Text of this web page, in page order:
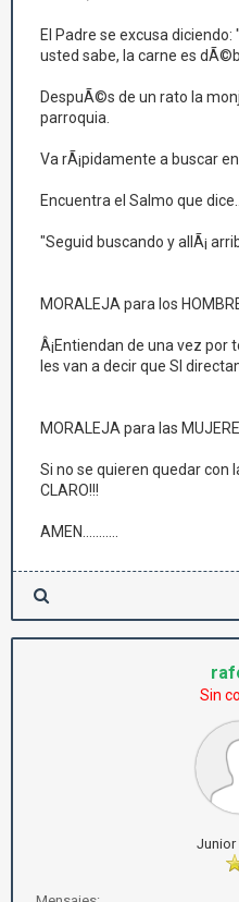
El Padre se excusa
usted sabe, la carne es
DespuÃ©s de un rato la
parroquia.
Va rÃ¡pidamente a buscar
Encuentra el Salmo que dice...
"Seguid buscando y allÃ¡
MORALEJA para los
Â¡Entiendan de una vez por
les van a decir que SI
MORALEJA para las
Si no se quieren quedar con
CLARO!!!
AMEN...........
Sin
Junior